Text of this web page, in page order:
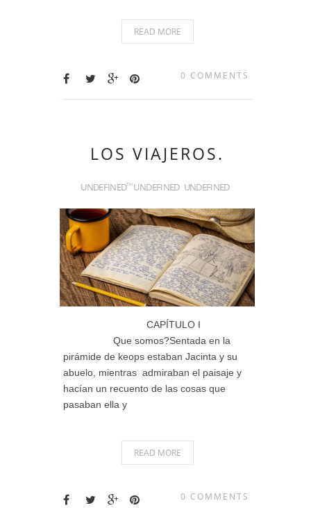
READ MORE
0 COMMENTS
LOS VIAJEROS.
UNDEFINEDTH UNDEFINED UNDEFINED
CAPÍTULO I
Que somos?Sentada en la
pirámide de keops estaban Jacinta y su
abuelo, mientras admiraban el paisaje y
hacían un recuento de las cosas que
pasaban ella y
READ MORE
0 COMMENTS